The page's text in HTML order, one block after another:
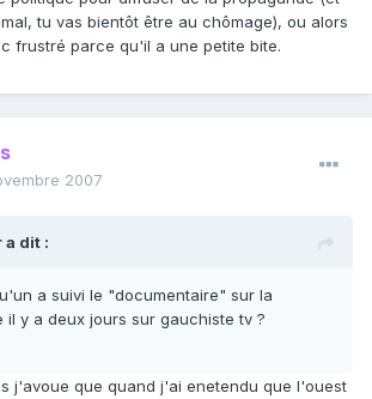
tu vas bientôt être au chômage), ou alors
frustré parce qu'il a une petite bite.
2007
a dit :
a suivi le "documentaire" sur la
il y a deux jours sur gauchiste tv ?
j'avoue que quand j'ai enetendu que l'ouest